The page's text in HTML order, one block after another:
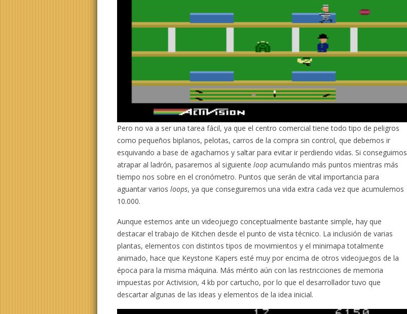
Pero no va a ser una tarea fácil, ya que el centro comercial tiene todo tipo de peligros
como pequeños biplanos, pelotas, carros de la compra sin control, que debemos ir
esquivando a base de agacharnos y saltar para evitar ir perdiendo vidas. Si conseguimos
atrapar al ladrón, pasaremos al siguienteloop acumulando más puntos mientras más
tiempo nos sobre en el cronómetro. Puntos que serán de vital importancia para
aguantar variosloops, ya que conseguiremos una vida extra cada vez que acumulemos
10.000.
Aunque estemos ante un videojuego conceptualmente bastante simple, hay que
destacar el trabajo de Kitchen desde el punto de vista técnico. La inclusión de varias
plantas, elementos con distintos tipos de movimientos y el minimapa totalmente
animado, hace que Keystone Kapers esté muy por encima de otros videojuegos de la
época para la misma máquina. Más mérito aún con las restricciones de memoria
impuestas por Activision, 4 kb por cartucho, por lo que el desarrollador tuvo que
descartar algunas de las ideas y elementos de la idea inicial.